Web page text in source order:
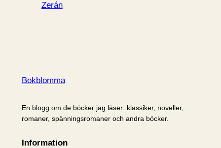
Zerán
Bokblomma
En blogg om de böcker jag läser: klassiker, noveller,
romaner, spänningsromaner och andra böcker.
Information